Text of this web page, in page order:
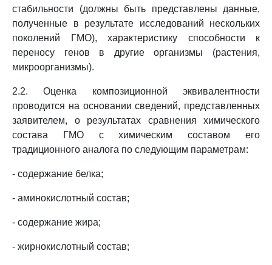
стабильности (должны быть представлены данные,
полученные в результате исследований нескольких
поколений ГМО), характеристику способности к
переносу генов в другие организмы (растения,
микроорганизмы).
2.2. Оценка композиционной эквивалентности
проводится на основании сведений, представленных
заявителем, о результатах сравнения химического
состава ГМО с химическим составом его
традиционного аналога по следующим параметрам:
- содержание белка;
- аминокислотный состав;
- содержание жира;
- жирнокислотный состав;